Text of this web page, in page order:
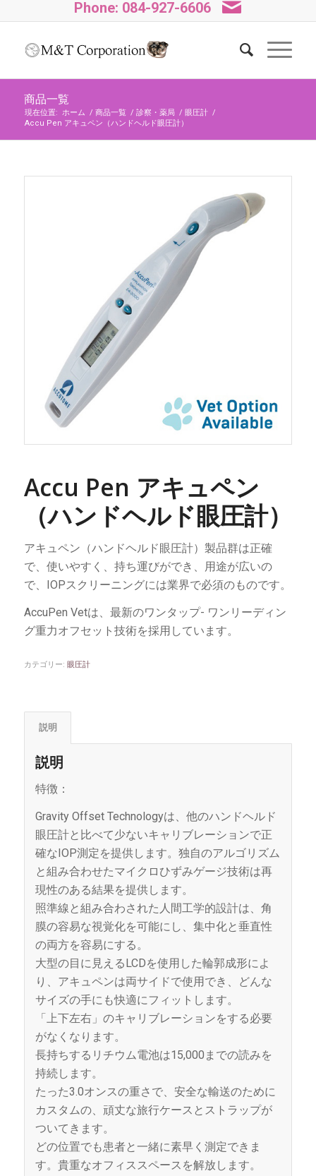
Phone: 084-927-6606
商品一覧
現在位置: ホーム / 商品一覧 / 診察・薬局 / 眼圧計 /
Accu Pen アキュペン（ハンドヘルド眼圧計）
Accu Pen アキュペン
（ハンドヘルド眼圧計）
アキュペン（ハンドヘルド眼圧計）製品群は正確
で、使いやすく、持ち運びができ、用途が広いの
で、IOPスクリーニングには業界で必須のものです。
AccuPen Vetは、最新のワンタップ- ワンリーディン
グ重力オフセット技術を採用しています。
カテゴリー: 眼圧計
説明
説明
特徴：
Gravity Offset Technologyは、他のハンドヘルド
眼圧計と比べて少ないキャリブレーションで正
確なIOP測定を提供します。独自のアルゴリズム
と組み合わせたマイクロひずみゲージ技術は再
現性のある結果を提供します。
照準線と組み合わされた人間工学的設計は、角
膜の容易な視覚化を可能にし、集中化と垂直性
の両方を容易にする。
大型の目に見えるLCDを使用した輪郭成形によ
り、アキュペンは両サイドで使用でき、どんな
サイズの手にも快適にフィットします。
「上下左右」のキャリブレーションをする必要
がなくなります。
長持ちするリチウム電池は15,000までの読みを
持続します。
たった3.0オンスの重さで、安全な輸送のために
カスタムの、頑丈な旅行ケースとストラップが
ついてきます。
どの位置でも患者と一緒に素早く測定できま
す。貴重なオフィススペースを解放します。